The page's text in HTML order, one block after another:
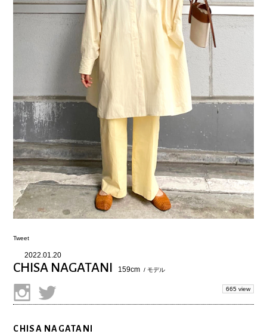
Tweet
2022.01.20
CHISA NAGATANI 159cm / モデル
665 view
CHISA NAGATANI